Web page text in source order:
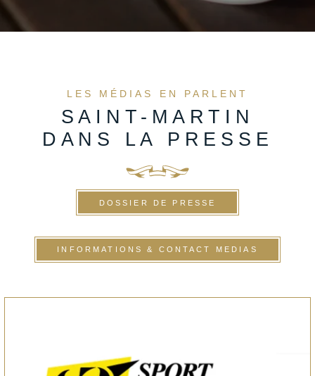
LES MÉDIAS EN PARLENT
SAINT-MARTIN
DANS LA PRESSE
DOSSIER DE PRESSE
INFORMATIONS & CONTACT MEDIAS